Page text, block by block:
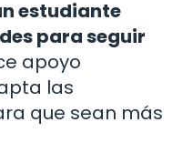
estudiante
para seguir
apoyo
las
que sean más